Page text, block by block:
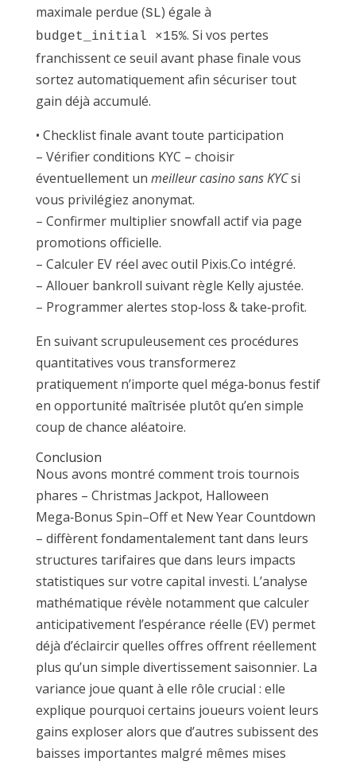
maximale perdue (SL) égale à
budget_initial ×15%. Si vos pertes
franchissent ce seuil avant phase finale vous
sortez automatiquement afin sécuriser tout
gain déjà accumulé.
• Checklist finale avant toute participation
– Vérifier conditions KYC – choisir
éventuellement un meilleur casino sans KYCsi
vous privilégiez anonymat.
– Confirmer multiplier snowfall actif via page
promotions officielle.
– Calculer EV réel avec outil Pixis.Co intégré.
– Allouer bankroll suivant règle Kelly ajustée.
– Programmer alertes stop‑loss & take‑profit.
En suivant scrupuleusement ces procédures
quantitatives vous transformerez
pratiquement n’importe quel méga‑bonus festif
en opportunité maîtrisée plutôt qu’en simple
coup de chance aléatoire.
Conclusion
Nous avons montré comment trois tournois
phares – Christmas Jackpot, Halloween
Mega‑Bonus Spin–Off et New Year Countdown
– diffèrent fondamentalement tant dans leurs
structures tarifaires que dans leurs impacts
statistiques sur votre capital investi. L’analyse
mathématique révèle notamment que calculer
anticipativement l’espérance réelle (EV) permet
déjà d’éclaircir quelles offres offrent réellement
plus qu’un simple divertissement saisonnier. La
variance joue quant à elle rôle crucial : elle
explique pourquoi certains joueurs voient leurs
gains exploser alors que d’autres subissent des
baisses importantes malgré mêmes mises